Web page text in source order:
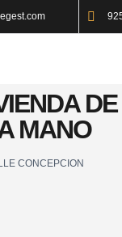
DE
MANO
CONCEPCION